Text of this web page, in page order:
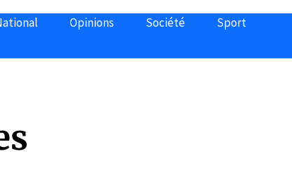
Opinions Société Sport